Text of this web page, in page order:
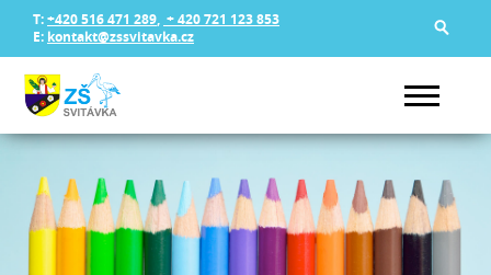
T:+420 516 471 289, + 420 721 123 853
E: kontakt@zssvitavka.cz